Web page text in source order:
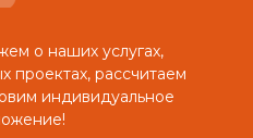
о наших услугах,
проектах, рассчитаем
индивидуальное